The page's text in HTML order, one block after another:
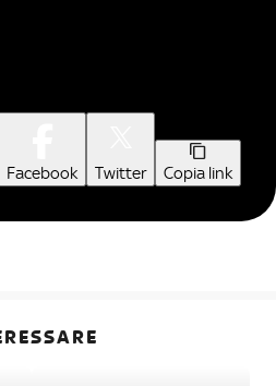
Facebook Twitter Copia link